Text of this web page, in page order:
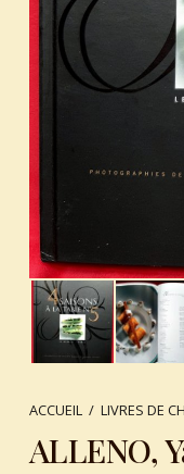
ACCUEIL / LIVRES DE
ALLENO,